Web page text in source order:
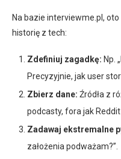
Na bazie interviewme.pl,
historię z tech:
Zdefiniuj zagadkę: Np.
Precyzyjnie, jak user
Zbierz dane: Źródła z
podcasty, fora jak
Zadawaj ekstremalne
założenia podważam?”.